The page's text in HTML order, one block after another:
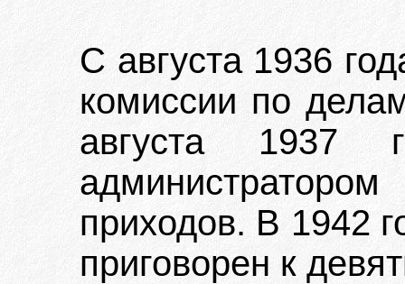
С августа 1936
комиссии по
августа 1937
приходов. В 1942
приговорен к